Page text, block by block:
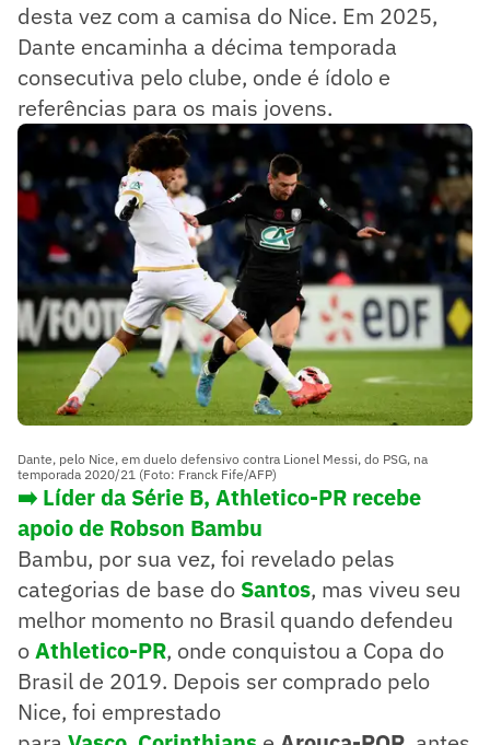
desta vez com a camisa do Nice. Em 2025,
Dante encaminha a décima temporada
consecutiva pelo clube, onde é ídolo e
referências para os mais jovens.
Dante, pelo Nice, em duelo defensivo contra Lionel Messi, do PSG, na
temporada 2020/21 (Foto: Franck Fife/AFP)
➡️ Líder da Série B, Athletico-PR recebe
apoio de Robson Bambu
Bambu, por sua vez, foi revelado pelas
categorias de base do Santos, mas viveu seu
melhor momento no Brasil quando defendeu
oAthletico-PR, onde conquistou a Copa do
Brasil de 2019. Depois ser comprado pelo
Nice, foi emprestado